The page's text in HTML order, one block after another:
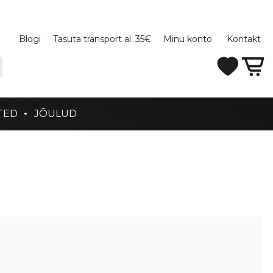
Blogi Tasuta transport al. 35€ Minu konto Kontakt
JÕULUD